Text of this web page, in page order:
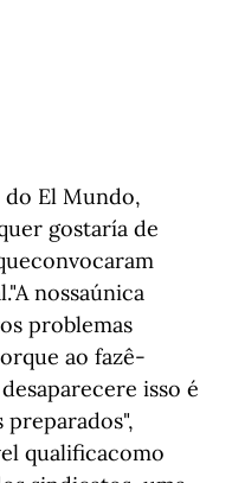
El Mundo,
gostaría de
nossaúnica
problemas
ao fazê-
isso é
preparados",
qualificacomo